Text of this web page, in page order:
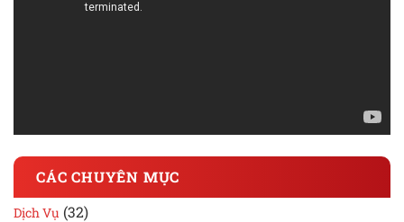
CÁC CHUYÊN MỤC
Dịch Vụ (32)